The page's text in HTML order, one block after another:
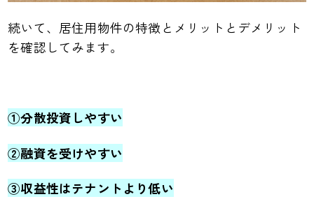
続いて、居住用物件の特徴とメリットとデメリット
を確認してみます。
①分散投資しやすい
②融資を受けやすい
③収益性はテナントより低い